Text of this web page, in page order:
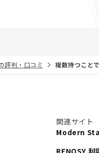
評判・口コミ 複数持つこと
関連サイト
Modern
RENOSY 利